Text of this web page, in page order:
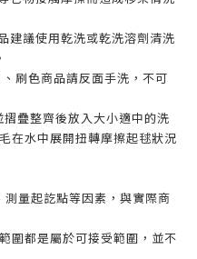
建議使用乾洗或乾洗溶劑清洗
刷色商品請反面手洗，不可
疊整齊後放入大小適中的洗
在水中展開扭轉摩擦起毬狀況
量起訖點等因素，與實際商
圍都是屬於可接受範圍，並不